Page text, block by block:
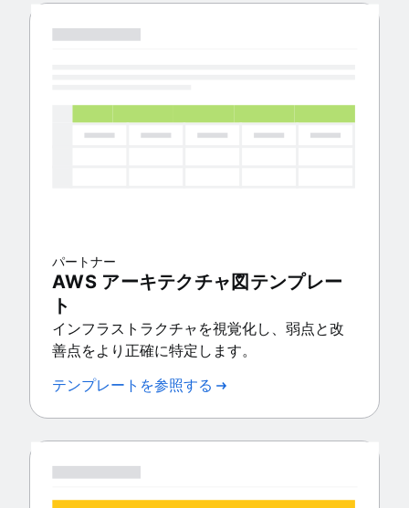
パートナー
AWS アーキテクチャ図テンプレー
ト
インフラストラクチャを視覚化し、弱点と改
善点をより正確に特定します。
テンプレートを参照する